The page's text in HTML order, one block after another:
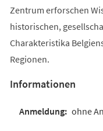
Zentrum erforschen
historischen,
Charakteristika
Regionen.
Informationen
ohne